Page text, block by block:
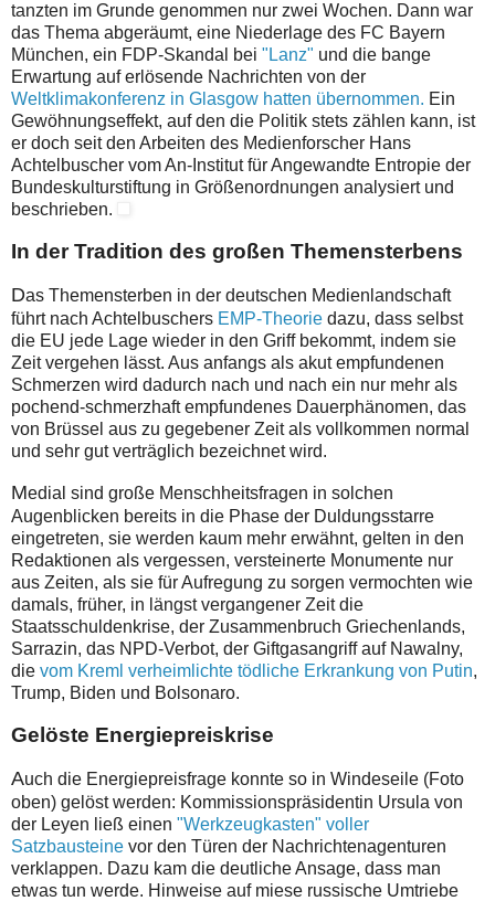
tanzten im Grunde genommen nur zwei Wochen. Dann war
das Thema abgeräumt, eine Niederlage des FC Bayern
München, ein FDP-Skandal bei "Lanz" und die bange
Erwartung auf erlösende Nachrichten von der
Weltklimakonferenz in Glasgow hatten übernommen. Ein
Gewöhnungseffekt, auf den die Politik stets zählen kann, ist
er doch seit den Arbeiten des Medienforscher Hans
Achtelbuscher vomAn-Institut für Angewandte Entropie der
Bundeskulturstiftung in Größenordnungen analysiert und
beschrieben.
In der Tradition des großen Themensterbens
Das Themensterben in der deutschen Medienlandschaft
führt nach Achtelbuschers EMP-Theorie dazu, dass selbst
die EU jede Lage wieder in den Griff bekommt, indem sie
Zeit vergehen lässt. Aus anfangs als akut empfundenen
Schmerzen wird dadurch nach und nach ein nur mehr als
pochend-schmerzhaft empfundenes Dauerphänomen, das
von Brüssel aus zu gegebener Zeit als vollkommen normal
und sehr gut verträglich bezeichnet wird.
Medial sind große Menschheitsfragen in solchen
Augenblicken bereits in die Phase der Duldungsstarre
eingetreten, sie werden kaum mehr erwähnt, gelten in den
Redaktionen als vergessen, versteinerte Monumente nur
aus Zeiten, als sie für Aufregung zu sorgen vermochten wie
damals, früher, in längst vergangener Zeit die
Staatsschuldenkrise, der Zusammenbruch Griechenlands,
Sarrazin, das NPD-Verbot, der Giftgasangriff auf Nawalny,
die vom Kreml verheimlichte tödliche Erkrankung von Putin,
Trump, Biden und Bolsonaro.
Gelöste Energiepreiskrise
Auch die Energiepreisfrage konnte so in Windeseile (Foto
oben) gelöst werden: Kommissionspräsidentin Ursula von
der Leyen ließ einen "Werkzeugkasten" voller
Satzbausteine vor den Türen der Nachrichtenagenturen
verklappen. Dazu kam die deutliche Ansage, dass man
etwas tun werde. Hinweise auf miese russische Umtriebe